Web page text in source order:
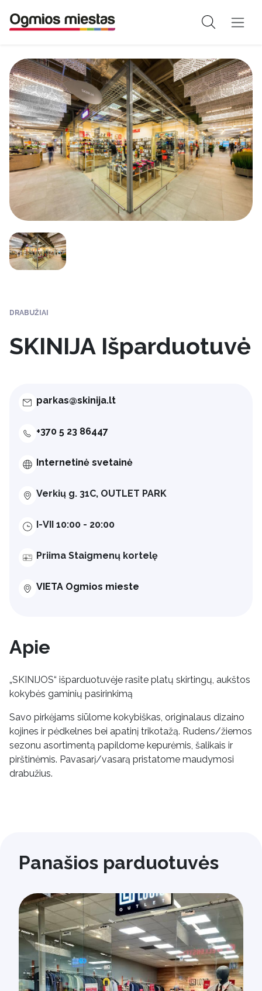
DRABUŽIAI
SKINIJA Išparduotuvė
parkas@skinija.lt
+370 5 23 86447
Internetinė svetainė
Verkių g. 31C, OUTLET PARK
I-VII 10:00 - 20:00
Priima Staigmenų kortelę
VIETA Ogmios mieste
Apie
„SKINIJOS“ išparduotuvėje rasite platų skirtingų, aukštos
kokybės gaminių pasirinkimą
Savo pirkėjams siūlome kokybiškas, originalaus dizaino
kojines ir pėdkelnes bei apatinį trikotažą. Rudens/žiemos
sezonu asortimentą papildome kepurėmis, šalikais ir
pirštinėmis. Pavasarį/vasarą pristatome maudymosi
drabužius.
Panašios parduotuvės